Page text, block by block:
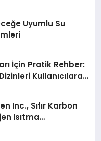
Uyumlu Su
İçin Pratik Rehber:
Kullanıcılara
Inc., Sıfır Karbon
Isıtma